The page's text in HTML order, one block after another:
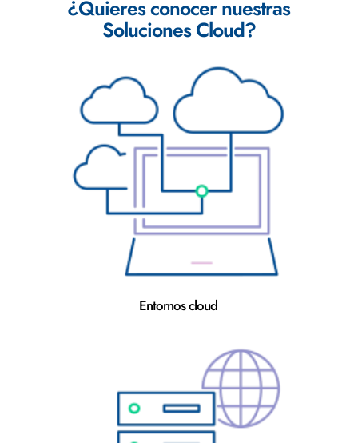
¿Quieres conocer nuestras
Soluciones Cloud?
Entornos cloud